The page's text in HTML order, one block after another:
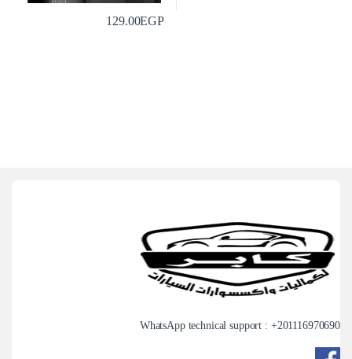
129.00EGP
WhatsApp technical support : +201116970690